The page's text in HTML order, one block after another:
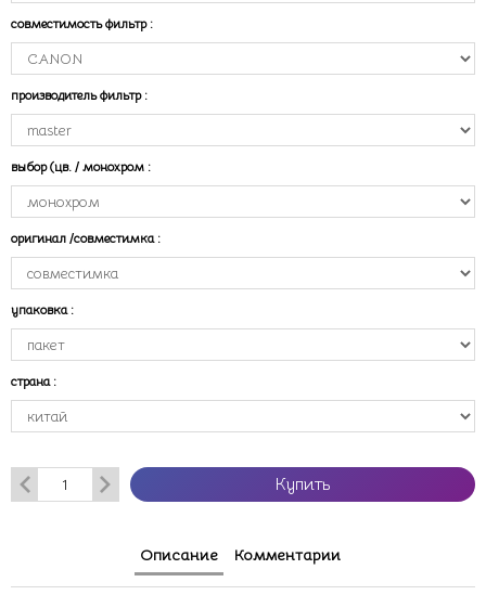
совместимость фильтр :
производитель фильтр :
выбор (цв. / монохром :
оригинал /совместимка :
упаковка :
страна :
Купить
Описание Комментарии